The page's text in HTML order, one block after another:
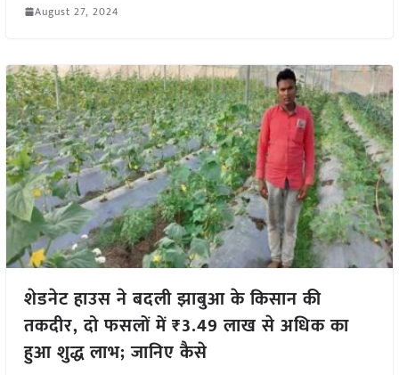
August 27, 2024
शेडनेट हाउस ने बदली झाबुआ के किसान की
तकदीर, दो फसलों में ₹3.49 लाख से अधिक का
हुआ शुद्ध लाभ; जानिए कैसे